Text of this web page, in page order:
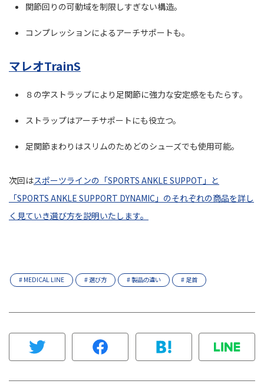
関節回りの可動域を制限しすぎない構造。
コンプレッションによるアーチサポートも。
マレオTrainS
８の字ストラップにより足関節に強力な安定感をもたらす。
ストラップはアーチサポートにも役立つ。
足関節まわりはスリムのためどのシューズでも使用可能。
次回はスポーツラインの「SPORTS ANKLE SUPPOT」と
「SPORTS ANKLE SUPPORT DYNAMIC」のそれぞれの商品を詳し
く見ていき選び方を説明いたします。
# MEDICAL LINE # 選び方 # 製品の違い # 足首